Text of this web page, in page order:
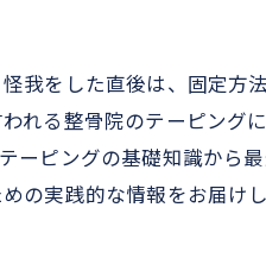
我をした直後は、固定方
れる整骨院のテーピング
ーピングの基礎知識から
の実践的な情報をお届けし